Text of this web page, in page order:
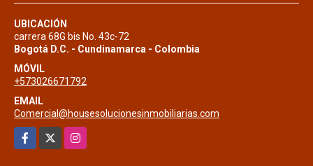
UBICACIÓN
carrera 68G bis No. 43c-72
Bogotá D.C. - Cundinamarca - Colombia
MÓVIL
+573026671792
EMAIL
Comercial@housesolucionesinmobiliarias.com
Facebook
Instagram